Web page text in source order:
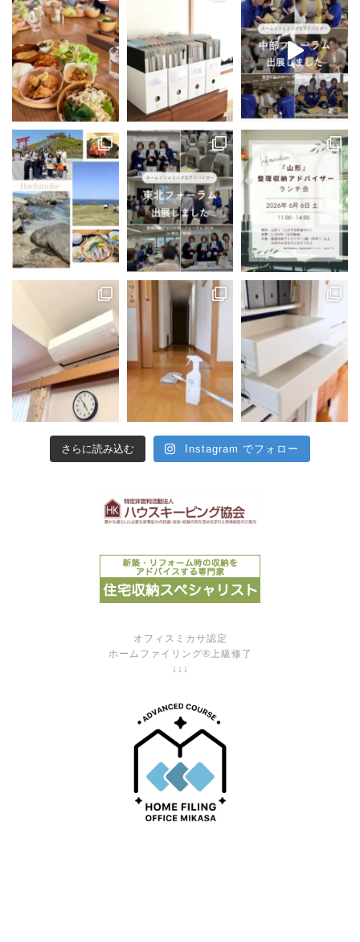
さらに読み込む Instagram でフォロー
オフィスミカサ認定
ホームファイリング®上級修了
↓↓↓